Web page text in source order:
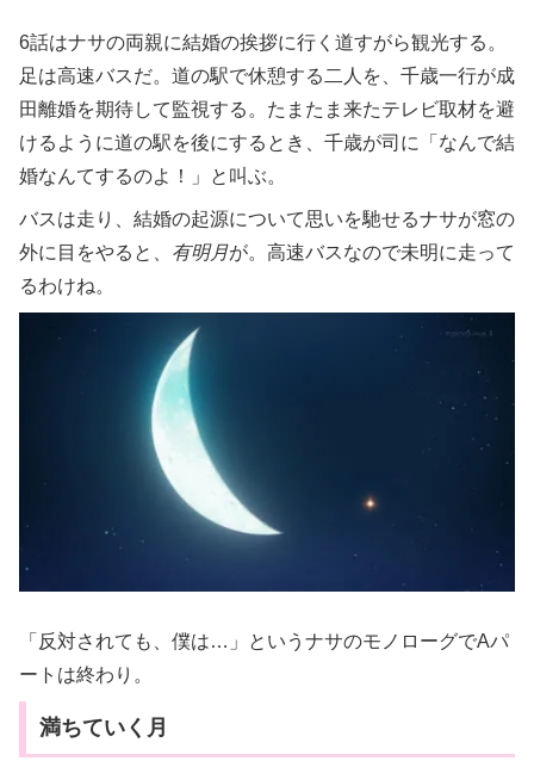
6話はナサの両親に結婚の挨拶に行く道すがら観光する。
足は高速バスだ。道の駅で休憩する二人を、千歳一行が成
田離婚を期待して監視する。たまたま来たテレビ取材を避
けるように道の駅を後にするとき、千歳が司に「なんで結
婚なんてするのよ！」と叫ぶ。
バスは走り、結婚の起源について思いを馳せるナサが窓の
外に目をやると、 有明月が。高速バスなので未明に走って
るわけね。
「反対されても、僕は…」というナサのモノローグでAパ
ートは終わり。
満ちていく月